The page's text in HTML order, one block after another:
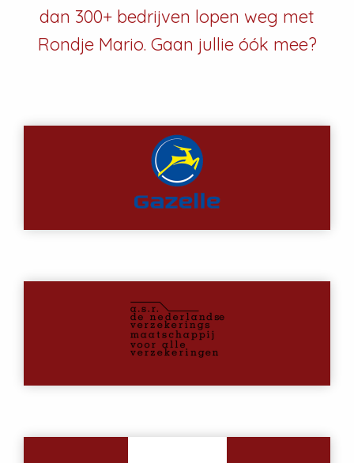
dan 300+ bedrijven lopen weg met
Rondje Mario. Gaan jullie óók mee?